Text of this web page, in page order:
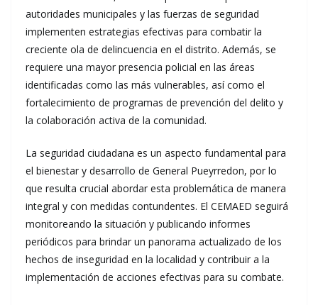
autoridades municipales y las fuerzas de seguridad
implementen estrategias efectivas para combatir la
creciente ola de delincuencia en el distrito. Además, se
requiere una mayor presencia policial en las áreas
identificadas como las más vulnerables, así como el
fortalecimiento de programas de prevención del delito y
la colaboración activa de la comunidad.
La seguridad ciudadana es un aspecto fundamental para
el bienestar y desarrollo de General Pueyrredon, por lo
que resulta crucial abordar esta problemática de manera
integral y con medidas contundentes. El CEMAED seguirá
monitoreando la situación y publicando informes
periódicos para brindar un panorama actualizado de los
hechos de inseguridad en la localidad y contribuir a la
implementación de acciones efectivas para su combate.